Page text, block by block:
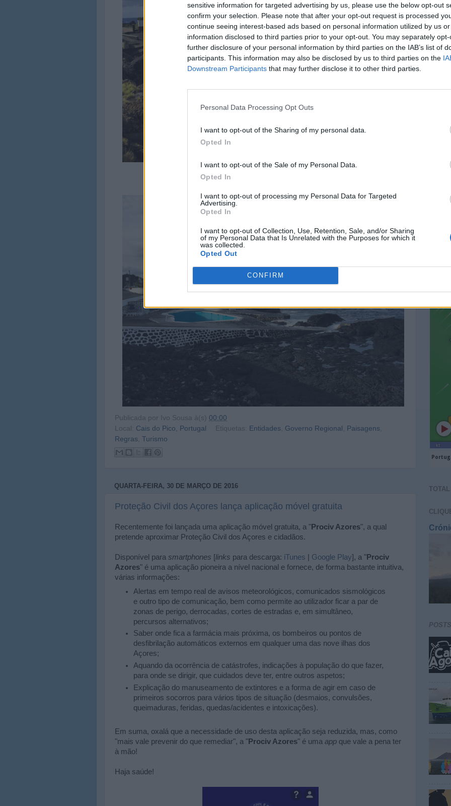
sensitive information for targeted advertising by us, please use the below opt-out
confirm your selection. Please note that after your opt-out request is processed
continue seeing interest-based ads based on personal information utilized by us
information disclosed to third parties prior to your opt-out. You may separately
further disclosure of your personal information by third parties on the IAB’s list of
participants. This information may also be disclosed by us to third parties on the
Downstream Participants that may further disclose it to other third parties.
Personal Data Processing Opt Outs
I want to opt-out of the Sharing of my personal data.
Opted In
I want to opt-out of the Sale of my Personal Data.
Opted In
I want to opt-out of processing my Personal Data for Targeted
Advertising.
Opted In
I want to opt-out of Collection, Use, Retention, Sale, and/or Sharing
of my Personal Data that Is Unrelated with the Purposes for which it
was collected.
Opted Out
CONFIRM
Publicada por Ivo Sousa à(s) 00:00
Local: Cais do Pico, Portugal Etiquetas: Entidades Governo Regional Paisagens
Regras Turismo
QUARTA-FEIRA, 30 DE MARÇO DE 2016
Proteção Civil dos Açores lança aplicação móvel gratuita
Recentemente foi lançada uma aplicação móvel gratuita, a "Prociv Azores", a qual
pretende aproximar Proteção Civil dos Açores e cidadãos.
Disponível para smartphones [links para descarga: iTunes Google Play], a "Prociv
Azores" é uma aplicação pioneira a nível nacional e fornece, de forma bastante intuitiva,
várias informações:
Alertas em tempo real de avisos meteorológicos, comunicados sismológicos
e outro tipo de comunicação, bem como permite ao utilizador ficar a par de
zonas de perigo, derrocadas, cortes de estradas e, em simultâneo,
percursos alternativos;
Saber onde fica a farmácia mais próxima, os bombeiros ou pontos de
desfibrilação automáticos externos em qualquer uma das nove ilhas dos
Açores;
Aquando da ocorrência de catástrofes, indicações à população do que fazer,
para onde se dirigir, que cuidados deve ter, entre outros aspetos;
Explicação do manuseamento de extintores e a forma de agir em caso de
primeiros socorros para vários tipos de situação (desmaios, convulsões,
queimaduras, feridas, quedas/acidentes e intoxicações).
Em suma, oxalá que a necessidade de uso desta aplicação seja reduzida, mas, como
"mais vale prevenir do que remediar", a "Prociv Azores" é uma app que vale a pena ter
à mão!
Haja saúde!
São
Lajes
POSTS